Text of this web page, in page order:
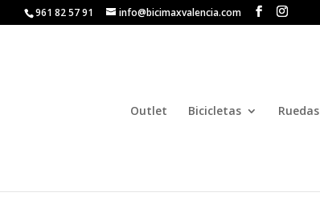
961 82 57 91 info@bicimaxvalencia.com
Outlet Bicicletas Ruedas